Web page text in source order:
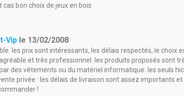
bon choix de jeux en bois
Vip le 13/02/2008
les prix sont intéressants, les délais respectés, le choix
et très professionnel. les produits proposés sont
des vêtements ou du matériel informatique. les seuls
privée : les délais de livraison sont assez importants
!